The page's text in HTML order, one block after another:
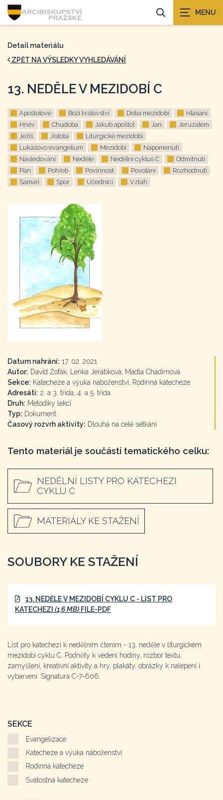
Detail materiálu
ZPĚT NA VÝSLEDKY VYHLEDÁVÁNÍ
13. NEDĚLE V MEZIDOBÍ C
Apoštolové Boží království Doba mezidobí
Hlásání
Hněv
Chudoba Jakub apoštol Jan
Jeruzalém
Ježíš
Jistota
Liturgické mezidobí
Lukášovo evangelium
Mezidobí
Napomenutí
Následování
Neděle Nedělní cyklus C
Odmítnutí
Pán
Pohřeb Povinnost Povolání
Rozhodnutí
Samaří
Spor Učedníci Vztah
Datum nahrání: 17. 02. 2021
Autor: David Žofák, Lenka Jeřábková, Madla Chadimová
Sekce: Katecheze a výuka náboženství, Rodinná katecheze
Adresáti: 2. a 3. třída, 4. a 5. třída
Druh: Metodiky lekcí
Typ: Dokument
Časový rozvrh aktivity: Dlouhá na celé setkání
Tento materiál je součástí tematického celku:
NEDĚLNÍ LISTY PRO KATECHEZI
CYKLU C
MATERIÁLY KE STAŽENÍ
SOUBORY KE STAŽENÍ
13. NEDĚLE V MEZIDOBÍ CYKLU C - LIST PRO
KATECHEZI (1,6 MB) FILE-PDF
List pro katechezi k nedělním čtením - 13. neděle v liturgickém
mezidobí cyklu C. Podněty k vedení hodiny, rozbor textu,
zamyšlení, kreativní aktivity a hry, plakáty, obrázky k nalepení i
vybarvení. Signatura C-7-606.
SEKCE
Evangelizace
Katecheze a výuka náboženství
Rodinná katecheze
Svátostná katecheze